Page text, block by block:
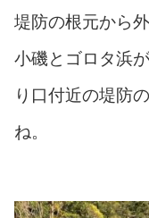
堤防の根元から
小磯とゴロタ浜
り口付近の堤防
ね。